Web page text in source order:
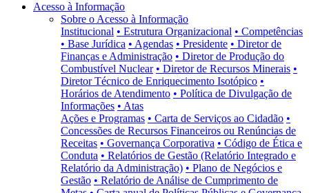
Acesso à Informação
Sobre o Acesso à Informação
Institucional • Estrutura Organizacional • Competências
• Base Jurídica • Agendas • Presidente • Diretor de
Finanças e Administração • Diretor de Produção do
Combustível Nuclear • Diretor de Recursos Minerais •
Diretor Técnico de Enriquecimento Isotópico •
Horários de Atendimento • Política de Divulgação de
Informações • Atas
Ações e Programas • Carta de Serviços ao Cidadão •
Concessões de Recursos Financeiros ou Renúncias de
Receitas • Governança Corporativa • Código de Ética e
Conduta • Relatórios de Gestão (Relatório Integrado e
Relatório da Administração) • Plano de Negócios e
Gestão • Relatório de Análise de Cumprimento de